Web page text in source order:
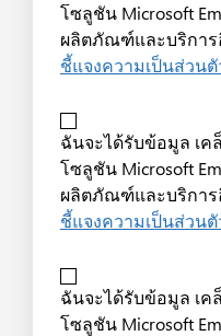
โซลูชัน Microsoft
ผลิตภัณฑ์และบริการ
ชี้แจงความเป็นส่วนตั
ฉันจะได้รับข้อมูล เค
โซลูชัน Microsoft
ผลิตภัณฑ์และบริการ
ชี้แจงความเป็นส่วนตั
ฉันจะได้รับข้อมูล เค
โซลูชัน Microsoft